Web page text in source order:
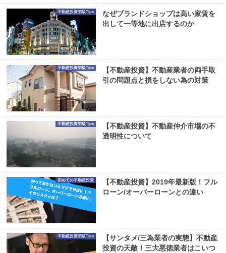
不動産投資初級Tips
なぜブランドショップは高い家賃を
出して一等地に出店するのか
不動産投資初級Tips
【不動産投資】不動産業者の両手取
引の問題点と損をしない為の対策
不動産投資初級Tips
【不動産投資】不動産仲介市場の不
透明性について
初めての不動産投資
【不動産投資】2019年最新版！フル
ローン/オーバーローンとの違い
不動産投資初級Tips
【サンタメ/三為業者の実態】不動産
投資の天敵！三大悪徳業者はこいつ